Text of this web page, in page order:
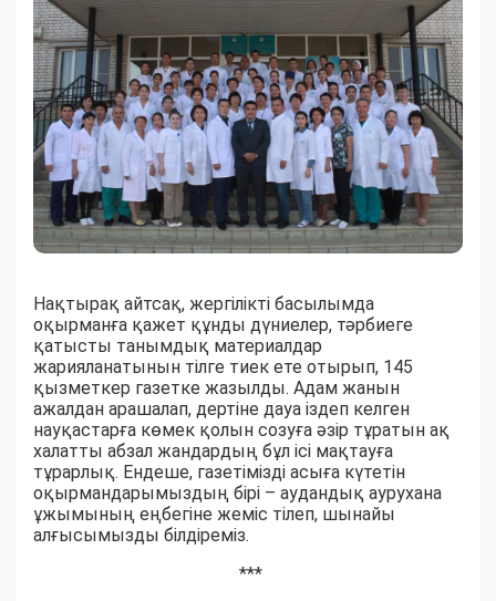
Нақтырақ айтсақ, жергілікті басылымда
оқырманға қажет құнды дүниелер, тәрбиеге
қатысты танымдық материалдар
жарияланатынын тілге тиек ете отырып, 145
қызметкер газетке жазылды. Адам жанын
ажалдан арашалап, дертіне дауа іздеп келген
науқастарға көмек қолын созуға әзір тұратын ақ
халатты абзал жандардың бұл ісі мақтауға
тұрарлық. Ендеше, газетімізді асыға күтетін
оқырмандарымыздың бірі – аудандық аурухана
ұжымының еңбегіне жеміс тілеп, шынайы
алғысымызды білдіреміз.
***